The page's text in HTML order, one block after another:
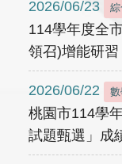
2026/06/23 綜
114學年度全
領召)增能研習
2026/06/22 數
桃園市114學
試題甄選」成